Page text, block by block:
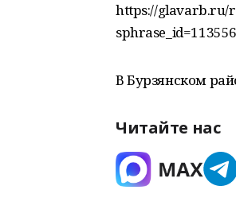
https://glavarb.ru/
В Бурзянском
Читайте нас